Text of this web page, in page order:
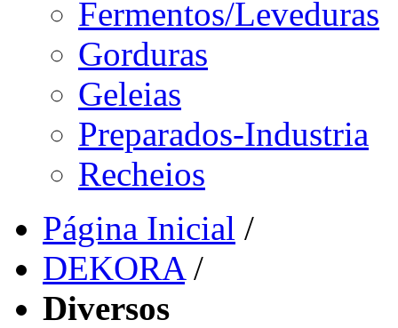
Fermentos/Leveduras
Gorduras
Geleias
Preparados-Industria
Recheios
Página Inicial /
DEKORA /
Diversos